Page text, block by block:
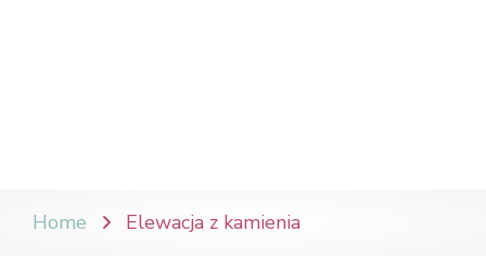
Home Elewacja z kamienia